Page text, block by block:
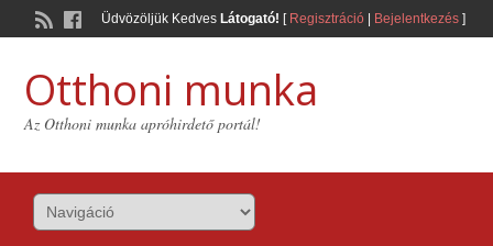
Üdvözöljük Kedves Látogató! [ Regisztráció| Bejelentkezés]
Otthoni munka
Az Otthoni munka apróhirdető portál!